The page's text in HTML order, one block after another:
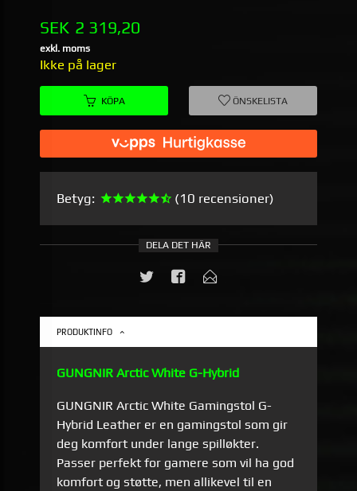
Pris
SEK 2 319,20
exkl. moms
Ikke på lager
KÖPA ÖNSKELISTA
Betyg: (10 recensioner)
DELA DET HÄR
PRODUKTINFO
GUNGNIR Arctic White G-Hybrid
GUNGNIR Arctic White Gamingstol G-
Hybrid Leather er en gamingstol som gir
deg komfort under lange spilløkter.
Passer perfekt for gamere som vil ha god
komfort og støtte, men allikevel til en